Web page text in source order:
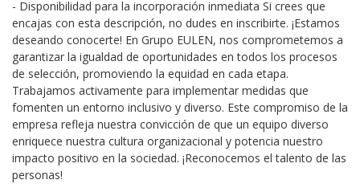
- Disponibilidad para la incorporación inmediata Si crees que
encajas con esta descripción, no dudes en inscribirte. ¡Estamos
deseando conocerte! En Grupo EULEN, nos comprometemos a
garantizar la igualdad de oportunidades en todos los procesos
de selección, promoviendo la equidad en cada etapa.
Trabajamos activamente para implementar medidas que
fomenten un entorno inclusivo y diverso. Este compromiso de la
empresa refleja nuestra convicción de que un equipo diverso
enriquece nuestra cultura organizacional y potencia nuestro
impacto positivo en la sociedad. ¡Reconocemos el talento de las
personas!